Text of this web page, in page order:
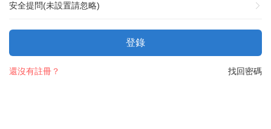
安全提問(未設置請忽略)
登錄
找回密碼
還沒有註冊？